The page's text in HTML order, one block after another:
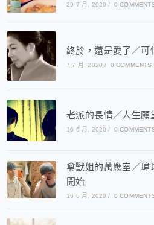
29 7 月, 2020 / 0
終於，還是愛了／可
7 7 月, 2020 / 0 COMMENTS
老派的長情／人生願
16 6 月, 2020 / 0
禽獸姐的萬應室／瑋
開始
16 6 月, 2020 / 0